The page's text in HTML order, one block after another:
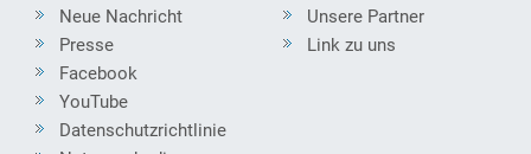
Neue Nachricht
Presse
Unsere Partner
Link zu uns
Facebook
YouTube
Datenschutzrichtlinie